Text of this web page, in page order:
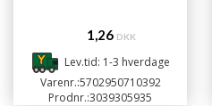
1,26 DKK
Lev.tid: 1-3 hverdage
Varenr.:5702950710392
Prodnr.:3039305935